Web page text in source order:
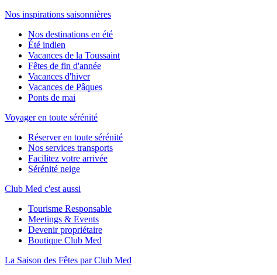
Nos inspirations saisonnières
Nos destinations en été
Été indien
Vacances de la Toussaint
Fêtes de fin d'année
Vacances d'hiver
Vacances de Pâques
Ponts de mai
Voyager en toute sérénité
Réserver en toute sérénité
Nos services transports
Facilitez votre arrivée
Sérénité neige
Club Med c'est aussi
Tourisme Responsable
Meetings & Events
Devenir propriétaire
Boutique Club Med
La Saison des Fêtes par Club Med